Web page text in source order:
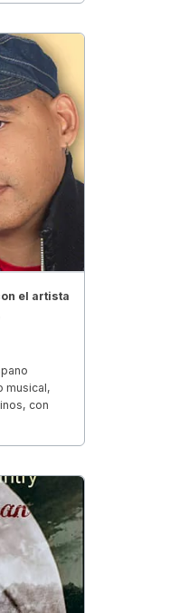
el artista
musical,
con